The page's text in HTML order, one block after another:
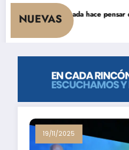
NUEVAS
consumo y nada hace pensar que
19/11/2025